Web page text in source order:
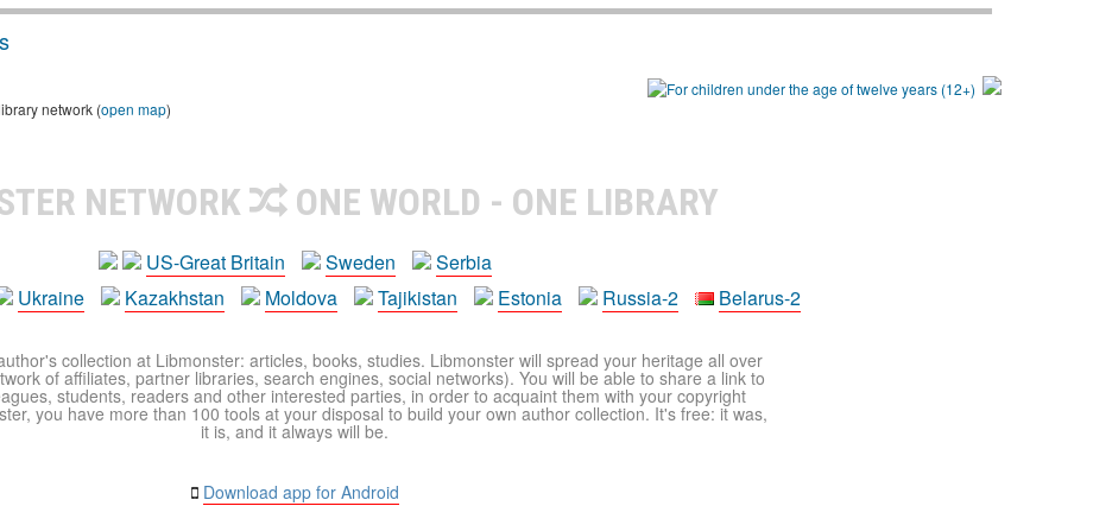
network (open map)
NETWORK ONE WORLD - ONE LIBRARY
US-Great Britain Sweden
Serbia
Ukraine Kazakhstan Moldova Tajikistan Estonia Russia-2 Belarus-2
collection at Libmonster: articles, books, studies. Libmonster will spread your heritage all over
of affiliates, partner libraries, search engines, social networks). You will be able to share a link to
students, readers and other interested parties, in order to acquaint them with your copyright
you have more than 100 tools at your disposal to build your own author collection. It's free: it was,
it is, and it always will be.
Download app for Android